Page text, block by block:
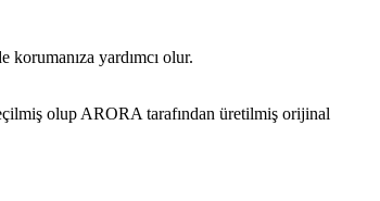
korumanıza yardımcı olur.
olup ARORA tarafından üretilmiş orijinal